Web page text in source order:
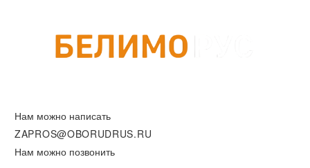
Нам можно написать
ZAPROS@OBORUDRUS.RU
Нам можно позвонить